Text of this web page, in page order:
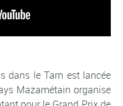
dans le Tarn est lancée
Mazamétain organise